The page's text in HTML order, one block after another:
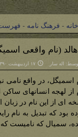
خانه - فرهنگ نامه - فهرست
(نام واقعی
اله سار ۱۷ اردیبهشت ۱۳۹۰
اسمیگل، در واقع نامی
از لهجه انسانهای
بود که تبدیل به نام
سمیال که نامیست که